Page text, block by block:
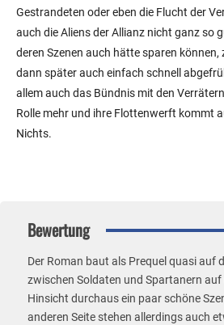
Gestrandeten oder eben die Flucht der
auch die Aliens der Allianz nicht ganz so
deren Szenen auch hätte sparen können,
dann später auch einfach schnell
allem auch das Bündnis mit den
Rolle mehr und ihre Flottenwerft kommt
Nichts.
Bewertung
Der Roman baut als Prequel quasi auf
zwischen Soldaten und Spartanern
Hinsicht durchaus ein paar schöne
anderen Seite stehen allerdings auch